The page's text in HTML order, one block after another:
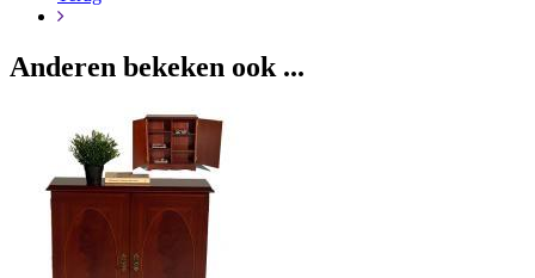
Anderen bekeken ook ...